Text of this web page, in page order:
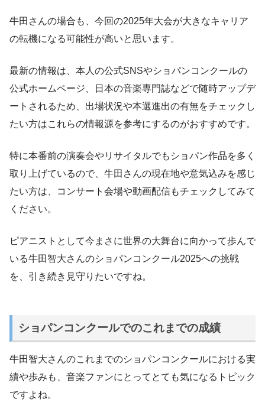
牛田さんの場合も、今回の2025年大会が大きなキャリア
の転機になる可能性が高いと思います。
最新の情報は、本人の公式SNSやショパンコンクールの
公式ホームページ、日本の音楽専門誌などで随時アップデ
ートされるため、出場状況や本選進出の有無をチェックし
たい方はこれらの情報源を参考にするのがおすすめです。
特に本番前の演奏会やリサイタルでもショパン作品を多く
取り上げているので、牛田さんの現在地や意気込みを感じ
たい方は、コンサート会場や動画配信もチェックしてみて
ください。
ピアニストとして今まさに世界の大舞台に向かって歩んで
いる牛田智大さんのショパンコンクール2025への挑戦
を、引き続き見守りたいですね。
ショパンコンクールでのこれまでの成績
牛田智大さんのこれまでのショパンコンクールにおける実
績や歩みも、音楽ファンにとってとても気になるトピック
ですよね。